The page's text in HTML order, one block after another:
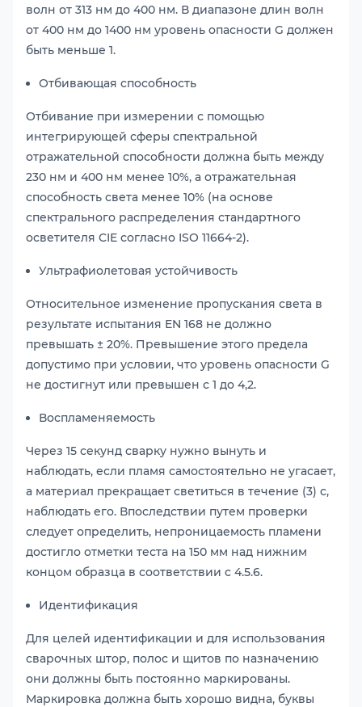
волн от 313 нм до 400 нм. В диапазоне длин волн
от 400 нм до 1400 нм уровень опасности G должен
быть меньше 1.
Отбивающая способность
Отбивание при измерении с помощью
интегрирующей сферы спектральной
отражательной способности должна быть между
230 нм и 400 нм менее 10%, а отражательная
способность света менее 10% (на основе
спектрального распределения стандартного
осветителя CIE согласно ISO 11664-2).
Ультрафиолетовая устойчивость
Относительное изменение пропускания света в
результате испытания EN 168 не должно
превышать ± 20%. Превышение этого предела
допустимо при условии, что уровень опасности G
не достигнут или превышен с 1 до 4,2.
Воспламеняемость
Через 15 секунд сварку нужно вынуть и
наблюдать, если пламя самостоятельно не угасает,
а материал прекращает светиться в течение (3) с,
наблюдать его. Впоследствии путем проверки
следует определить, непроницаемость пламени
достигло отметки теста на 150 мм над нижним
концом образца в соответствии с 4.5.6.
Идентификация
Для целей идентификации и для использования
сварочных штор, полос и щитов по назначению
они должны быть постоянно маркированы.
Маркировка должна быть хорошо видна, буквы